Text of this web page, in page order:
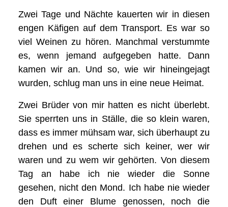
Zwei Tage und Nächte kauerten wir in diesen
engen Käfigen auf dem Transport. Es war so
viel Weinen zu hören. Manchmal verstummte
es, wenn jemand aufgegeben hatte. Dann
kamen wir an. Und so, wie wir hineingejagt
wurden, schlug man uns in eine neue Heimat.
Zwei Brüder von mir hatten es nicht überlebt.
Sie sperrten uns in Ställe, die so klein waren,
dass es immer mühsam war, sich überhaupt zu
drehen und es scherte sich keiner, wer wir
waren und zu wem wir gehörten. Von diesem
Tag an habe ich nie wieder die Sonne
gesehen, nicht den Mond. Ich habe nie wieder
den Duft einer Blume genossen, noch die